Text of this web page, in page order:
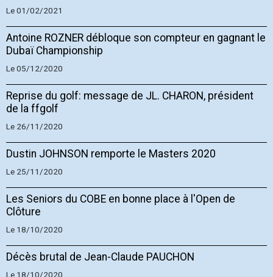
Le 01/02/2021
Antoine ROZNER débloque son compteur en gagnant le
Dubaï Championship
Le 05/12/2020
Reprise du golf: message de JL. CHARON, président
de la ffgolf
Le 26/11/2020
Dustin JOHNSON remporte le Masters 2020
Le 25/11/2020
Les Seniors du COBE en bonne place à l'Open de
Clôture
Le 18/10/2020
Décès brutal de Jean-Claude PAUCHON
Le 18/10/2020